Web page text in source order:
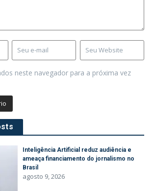
neste navegador para a próxima vez
Inteligência Artificial reduz audiência e
ameaça financiamento do jornalismo no
Brasil
agosto 9, 2026